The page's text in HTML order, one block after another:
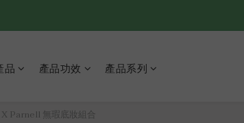
品 產品功效 產品系列
Parnell 無瑕底妝組合